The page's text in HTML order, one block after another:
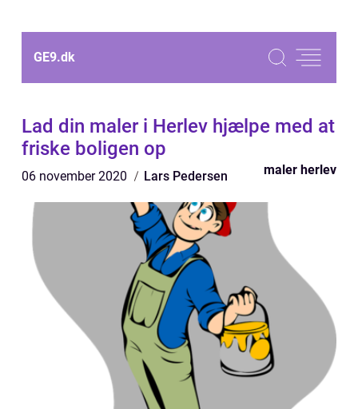
GE9.dk
Lad din maler i Herlev hjælpe med at
friske boligen op
06 november 2020 Lars Pedersen maler herlev